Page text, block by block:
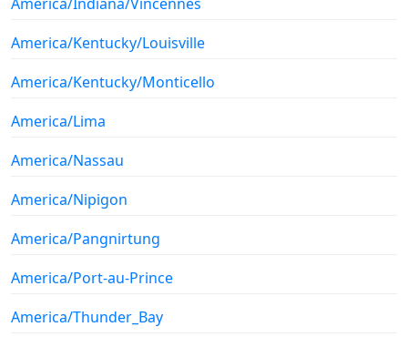
America/Kentucky/Louisville
America/Kentucky/Monticello
America/Lima
America/Nassau
America/Nipigon
America/Pangnirtung
America/Port-au-Prince
America/Thunder_Bay